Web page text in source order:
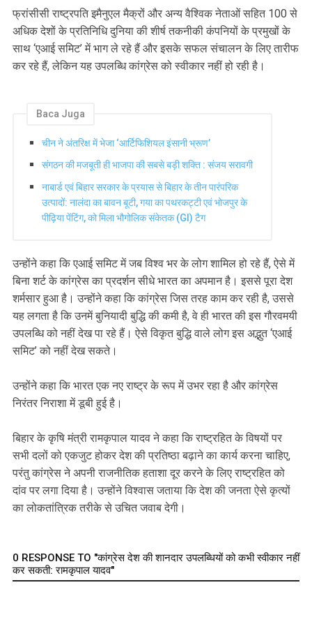
फ्रांसीसी राष्ट्रपति इमैनुएल मैक्रों और अन्य वैश्विक नेताओं सहित 100 से
अधिक देशों के प्रतिनिधि दुनिया की शीर्ष तकनीकी कंपनियों के प्रमुखों के
साथ ‘एआई समिट’ में भाग ले रहे हैं और इसके सफल संचालन के लिए तारीफ
कर रहे हैं, लेकिन यह उपलब्धि कांग्रेस को स्वीकार नहीं हो रही है।
Baca Juga
चीन ने अंतरिक्ष में भेजा ‘आर्टिफिशियल इंसानी भ्रूण’
संगठन की मजबूती ही भाजपा की सबसे बड़ी शक्ति : संजय सरावगी
नाबार्ड एवं बिहार सरकार के प्रयास से बिहार के तीन पारंपरिक
उत्पादों: नालंदा का बावन बूटी, गया का पथरकट्टी एवं भोजपुर के
पीढ़िया पेंटिंग, को मिला भौगोलिक संकेतक (GI) टैग
उन्होंने कहा कि एआई समिट में जब विश्व भर के लोग शामिल हो रहे हैं, ऐसे में
बिना शर्ट के कांग्रेस का प्रदर्शन सीधे भारत का अपमान है। इससे पूरा देश
शर्मसार हुआ है। उन्होंने कहा कि कांग्रेस जिस तरह काम कर रही है, उससे
यह लगता है कि उनमें बुनियादी बुद्धि की कमी है, वे ही भारत की इस गौरवमयी
उपलब्धि को नहीं देख पा रहे हैं। ऐसे विकृत बुद्धि वाले लोग इस अद्भुत ‘एआई
समिट’ को नहीं देख सकते।
उन्होंने कहा कि भारत एक नए राष्ट्र के रूप में उभर रहा है और कांग्रेस
निरंतर निराशा में डूबी हुई है।
बिहार के कृषि मंत्री रामकृपाल यादव ने कहा कि राष्ट्रहित के विषयों पर
सभी दलों को एकजुट होकर देश की प्रतिष्ठा बढ़ाने का कार्य करना चाहिए,
परंतु कांग्रेस ने अपनी राजनीतिक हताशा दूर करने के लिए राष्ट्रहित को
दांव पर लगा दिया है। उन्होंने विश्वास जताया कि देश की जनता ऐसे कृत्यों
का लोकतांत्रिक तरीके से उचित जवाब देगी।
0 RESPONSE TO "कांग्रेस देश की शानदार उपलब्धियों को कभी स्वीकार नहीं
कर सकती: रामकृपाल यादव"